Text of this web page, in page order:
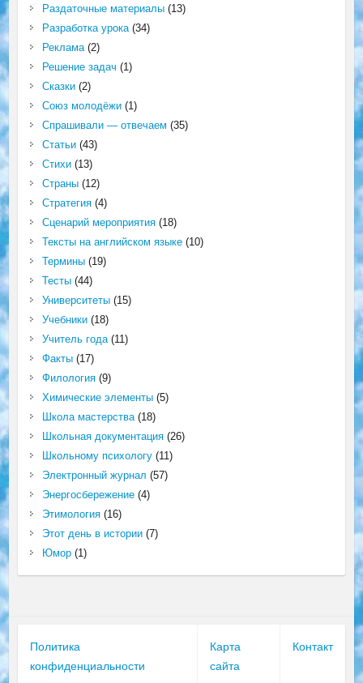
Раздаточные материалы(13)
Разработка урока(34)
Реклама(2)
Решение задач (1)
Сказки(2)
Союз молодёжи(1)
Спрашивали — отвечаем (35)
Статьи(43)
Стихи(13)
Страны(12)
Стратегия(4)
Сценарий мероприятия(18)
Тексты на английском языке(10)
Термины(19)
Тесты(44)
Университеты(15)
Учебники(18)
Учитель года(11)
Факты(17)
Филология(9)
Химические элементы(5)
Школа мастерства(18)
Школьная документация(26)
Школьному психологу(11)
Электронный журнал (57)
Энергосбережение(4)
Этимология(16)
Этот день в истории(7)
Юмор(1)
Политика
конфиденциальности
Карта
сайта
Контакт